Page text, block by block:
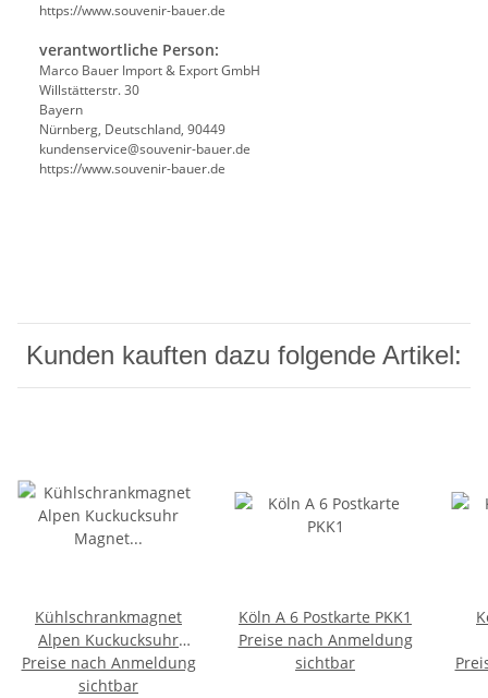
https://www.souvenir-bauer.de
verantwortliche Person:
Marco Bauer Import & Export GmbH
Willstätterstr. 30
Bayern
Nürnberg, Deutschland, 90449
kundenservice@souvenir-bauer.de
https://www.souvenir-bauer.de
Kunden kauften dazu folgende Artikel:
Kühlschrankmagnet
Alpen Kuckucksuhr
Magnet Reisemagnet
Mitbringsel Deko - Köln
Preise nach Anmeldung
sichtbar
Köln A 6 Postkarte PKK1
Preise nach Anmeldung
sichtbar